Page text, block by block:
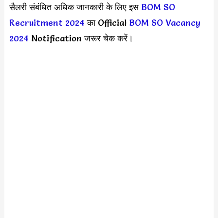
सैलरी संबंधित अधिक जानकारी के लिए इस BOM SO
Recruitment 2024 का Official BOM SO Vacancy
2024 Notification जरूर चेक करें।